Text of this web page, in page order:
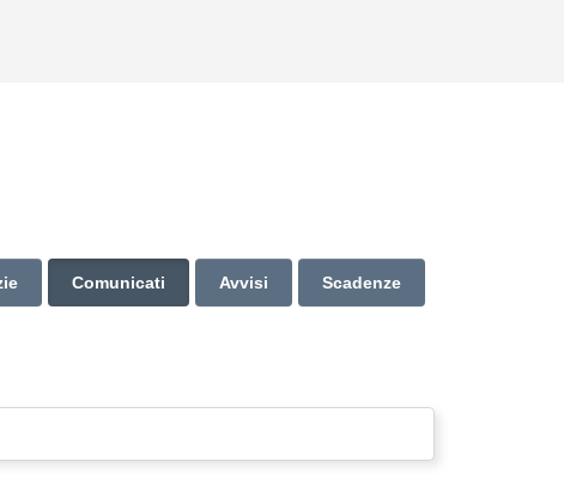
Comunicati Avvisi Scadenze